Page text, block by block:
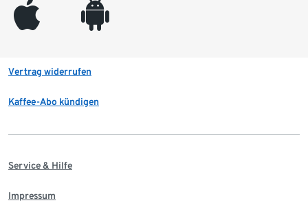
appleinc android
Vertrag widerrufen
Kaffee-Abo kündigen
Service & Hilfe
Impressum